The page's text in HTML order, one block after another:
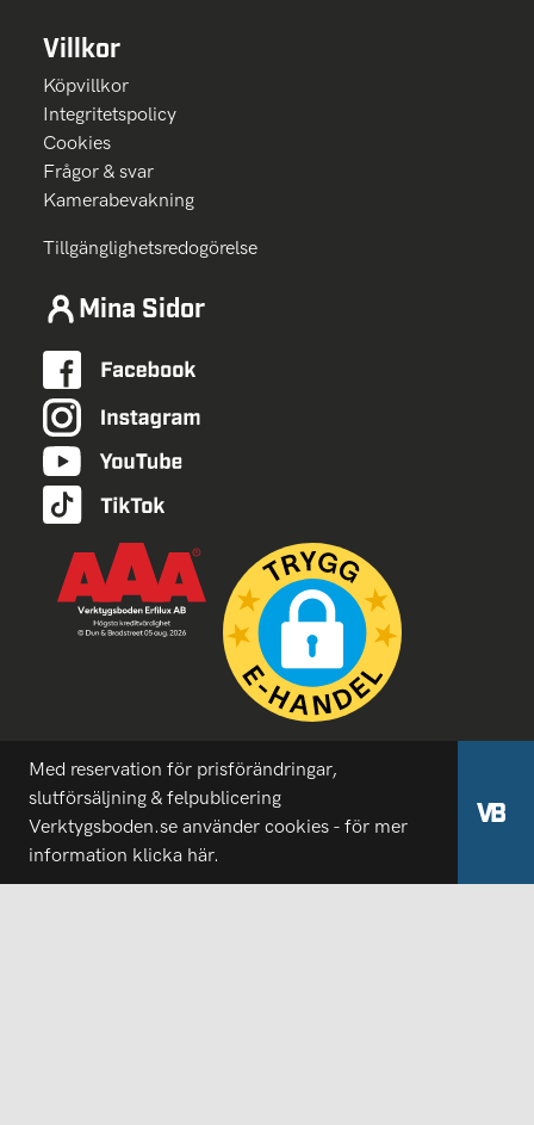
Villkor
Köpvillkor
Integritetspolicy
Cookies
Frågor & svar
Kamerabevakning
Tillgänglighetsredogörelse
Mina Sidor
Med reservation för prisförändringar,
slutförsäljning & felpublicering
Verktygsboden.se använder cookies - för mer
information klicka här.